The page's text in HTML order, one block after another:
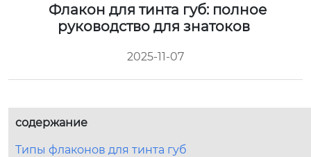
Флакон для тинта губ: полное
руководство для знатоков
2025-11-07
содержание
Типы флаконов для тинта губ